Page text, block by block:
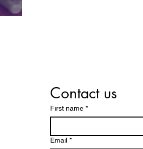
Contact us
First name *
Email *